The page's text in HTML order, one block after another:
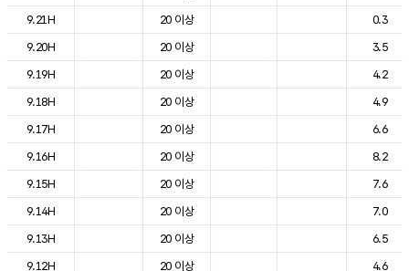
9.21H
20 이상
0.3
9.20H
20 이상
3.5
9.19H
20 이상
4.2
9.18H
20 이상
4.9
9.17H
20 이상
6.6
9.16H
20 이상
8.2
9.15H
20 이상
7.6
9.14H
20 이상
7.0
9.13H
20 이상
6.5
9.12H
20 이상
4.6